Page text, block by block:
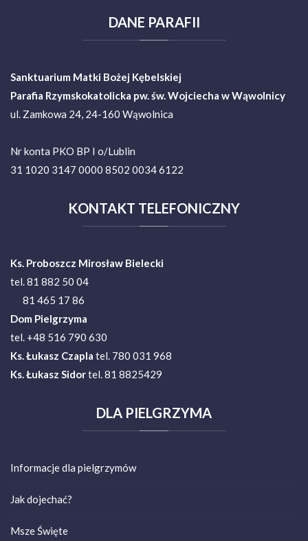
DANE PARAFII
Sanktuarium Matki Bożej Kębelskiej
Parafia Rzymskokatolicka pw. św. Wojciecha w Wąwolnicy
ul. Zamkowa 24, 24-160 Wąwolnica
Nr konta PKO BP I o/Lublin
31 1020 3147 0000 8502 0034 6122
KONTAKT TELEFONICZNY
Ks. Proboszcz Mirosław Bielecki
tel. 81 882 50 04
81 465 17 86
Dom Pielgrzyma
tel. +48 516 790 630
Ks.Łukasz Czapla tel. 780 031 968
Ks. Łukasz Sidortel. 81 8825429
DLA PIELGRZYMA
Informacje dla pielgrzymów
Jak dojechać?
Msze Święte